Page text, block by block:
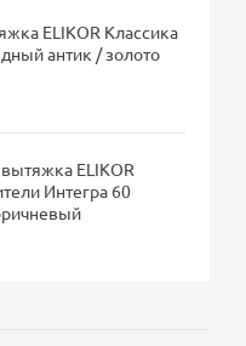
ELIKOR Классика
антик / золото
ELIKOR
Интегра 60